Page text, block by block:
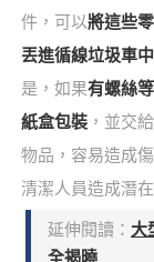
件，可以將這些
丟進循線垃圾車中
是，如果有螺絲
紙盒包裝，並交
物品，容易造成
清潔人員造成潛
延伸閱讀： 大
全揭曉